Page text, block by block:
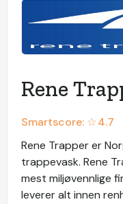
Rene
Smartscore: ☆4.7
Rene Trapper er
trappevask. Rene
mest miljøvennlige
leverer alt innen